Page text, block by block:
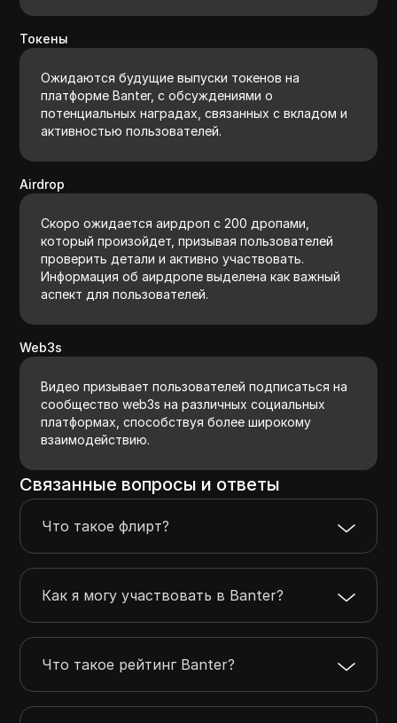
Токены
Ожидаются будущие выпуски токенов на
платформе Banter, с обсуждениями о
потенциальных наградах, связанных с вкладом и
активностью пользователей.
Airdrop
Скоро ожидается аирдроп с 200 дропами,
который произойдет, призывая пользователей
проверить детали и активно участвовать.
Информация об аирдропе выделена как важный
аспект для пользователей.
Web3s
Видео призывает пользователей подписаться на
сообщество web3s на различных социальных
платформах, способствуя более широкому
взаимодействию.
Связанные вопросы и ответы
Что такое флирт?
Как я могу участвовать в Banter?
Что такое рейтинг Banter?